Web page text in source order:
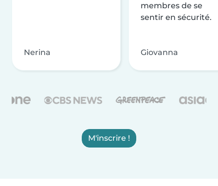
Nerina
membres de se
sentir en sécurité.
Giovanna
M'inscrire !